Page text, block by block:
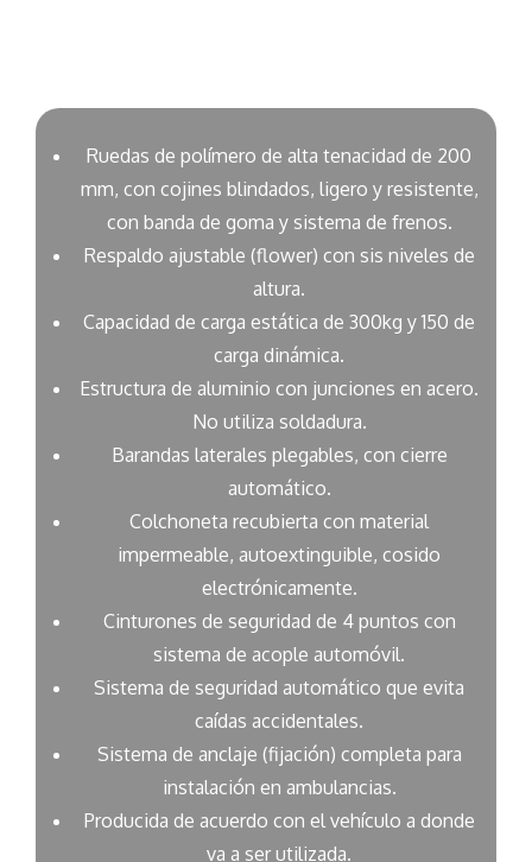
Ruedas de polímero de alta tenacidad de 200
mm, con cojines blindados, ligero y resistente,
con banda de goma y sistema de frenos.
Respaldo ajustable (flower) con sis niveles de
altura.
Capacidad de carga estática de 300kg y 150 de
carga dinámica.
Estructura de aluminio con junciones en acero.
No utiliza soldadura.
Barandas laterales plegables, con cierre
automático.
Colchoneta recubierta con material
impermeable, autoextinguible, cosido
electrónicamente.
Cinturones de seguridad de 4 puntos con
sistema de acople automóvil.
Sistema de seguridad automático que evita
caídas accidentales.
Sistema de anclaje (fijación) completa para
instalación en ambulancias.
Producida de acuerdo con el vehículo a donde
va a ser utilizada.